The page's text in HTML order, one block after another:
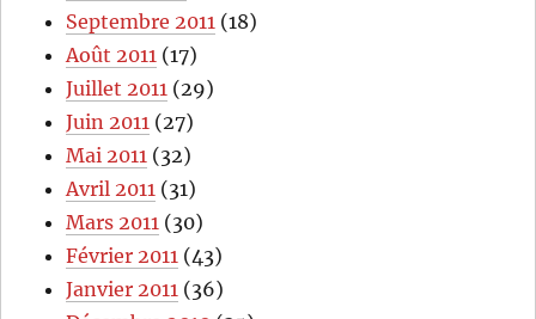
Septembre 2011 (18)
Août 2011 (17)
Juillet 2011 (29)
Juin 2011 (27)
Mai 2011 (32)
Avril 2011 (31)
Mars 2011 (30)
Février 2011 (43)
Janvier 2011 (36)